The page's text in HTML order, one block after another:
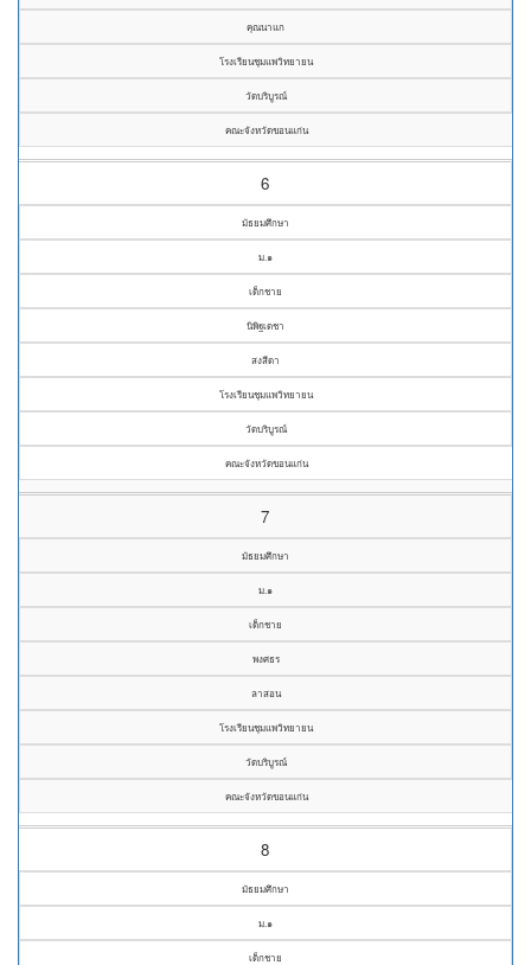
คุณนาแก
โรงเรียนชุมแพวิทยายน
วัดบริบูรณ์
คณะจังหวัดขอนแก่น
6
มัธยมศึกษา
ม.๑
เด็กชาย
นิพิฐเดชา
สงสีดา
โรงเรียนชุมแพวิทยายน
วัดบริบูรณ์
คณะจังหวัดขอนแก่น
7
มัธยมศึกษา
ม.๑
เด็กชาย
พงศธร
ลาสอน
โรงเรียนชุมแพวิทยายน
วัดบริบูรณ์
คณะจังหวัดขอนแก่น
8
มัธยมศึกษา
ม.๑
เด็กชาย